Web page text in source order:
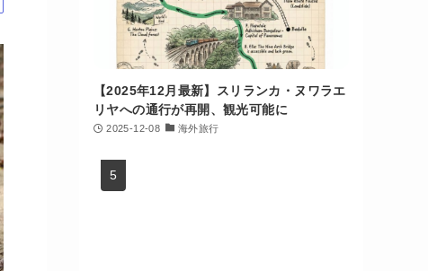
【2025年12月最新】スリランカ・ヌワラエ
リヤへの通行が再開、観光可能に
2025-12-08 海外旅行